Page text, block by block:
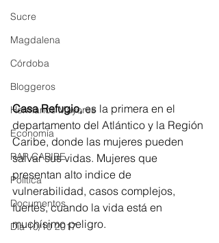
Sucre
Magdalena
Córdoba
Bloggeros
Hermanos Mayores
Economía
RAP CARIBE
Política
Documentos
Día 10/10 2017
Casa Refugio, es la primera en el
departamento del Atlántico y la Región
Caribe, donde las mujeres pueden
salvar sus vidas. Mujeres que
presentan alto indice de
vulnerabilidad, casos complejos,
fuertes, cuando la vida está en
muchísimo peligro.